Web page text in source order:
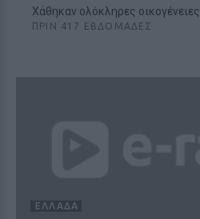
Χάθηκαν ολόκληρες οικογένειες
ΠΡΙΝ 417 ΕΒΔΟΜΆΔΕΣ
ΕΛΛΆΔΑ